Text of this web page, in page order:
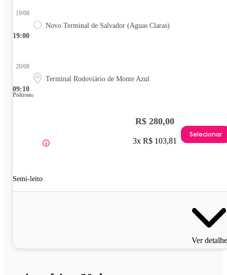
19:00
19/08
Novo Terminal de Salvador (Águas Claras)
09:10
20/08
Terminal Rodoviário de Monte Azul
Poltrona
Semi-leito
R$ 280,00
3x R$ 103,81
Selecionar
Ver